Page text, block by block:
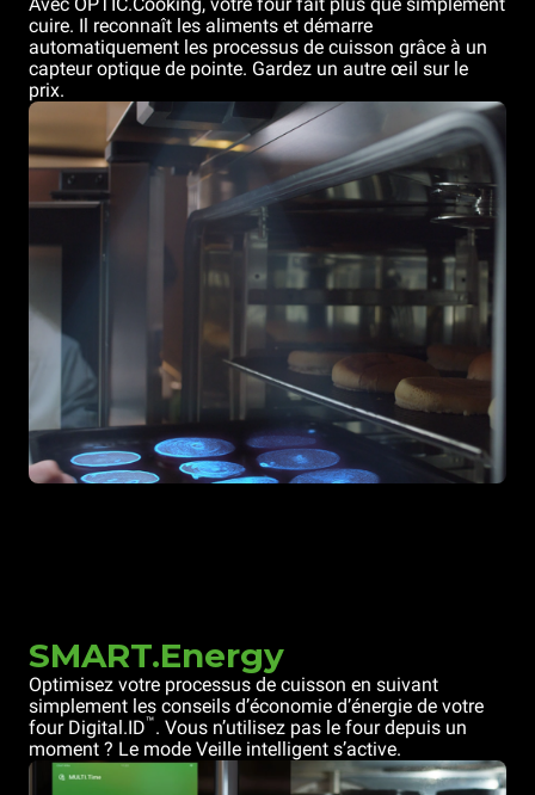
cuire. Il reconnaît les aliments et démarre
automatiquement les processus de cuisson grâce à un
capteur optique de pointe. Gardez un autre œil sur le
prix.
SMART.Energy
Optimisez votre processus de cuisson en suivant
simplement les conseils d’économie d’énergie de votre
four Digital.ID™. Vous n’utilisez pas le four depuis un
moment ? Le mode Veille intelligent s’active.